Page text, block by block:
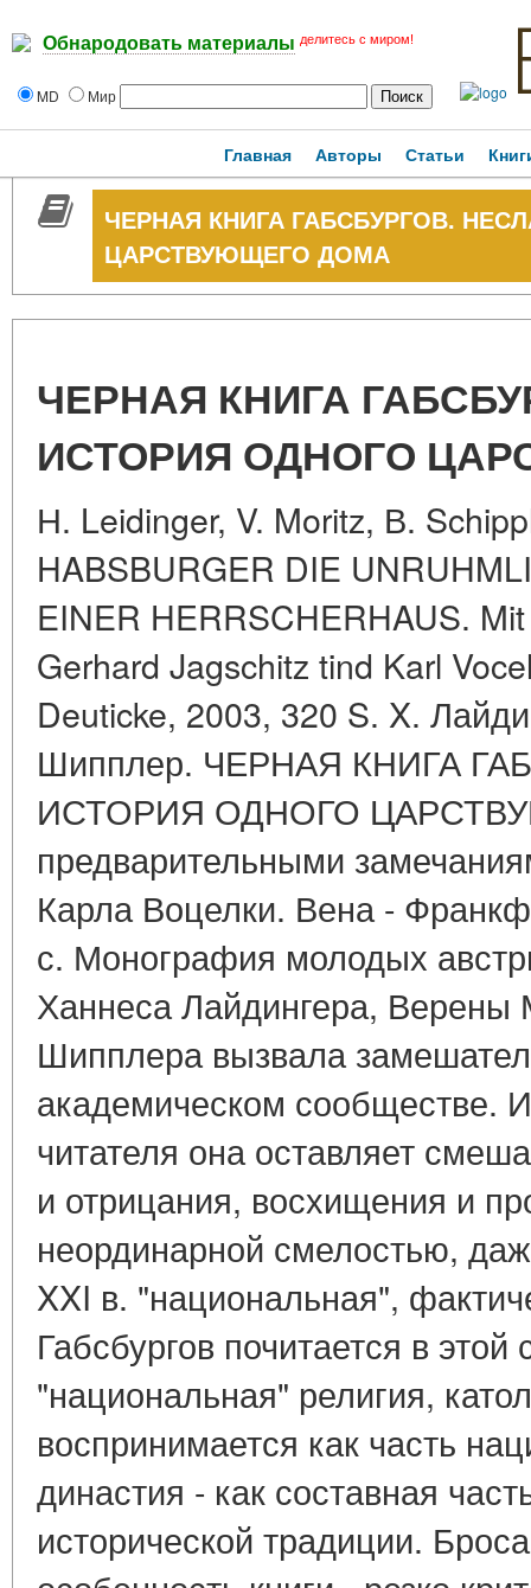
Обнародовать материалы делитесь с миром!
MD Мир
Главная Авторы Статьи
ЧЕРНАЯ КНИГА ГАБСБУРГОВ.
ЦАРСТВУЮЩЕГО ДОМА
ЧЕРНАЯ КНИГА
ИСТОРИЯ ОДНОГО
Н. Leidinger, V. Moritz, В.
HABSBURGER DIE
EINER HERRSCHERHAUS.
Gerhard Jagschitz tind Karl
Deuticke, 2003, 320 S. X.
Шипплер. ЧЕРНАЯ КНИГА
ИСТОРИЯ ОДНОГО
предварительными
Карла Воцелки. Вена -
с. Монография молодых
Ханнеса Лайдингера, Верены
Шипплера вызвала
академическом сообществе.
читателя она оставляет
и отрицания, восхищения и
неординарной смелостью,
XXI в. "национальная",
Габсбургов почитается в этой
"национальная" религия,
воспринимается как часть
династия - как составная
исторической традиции.